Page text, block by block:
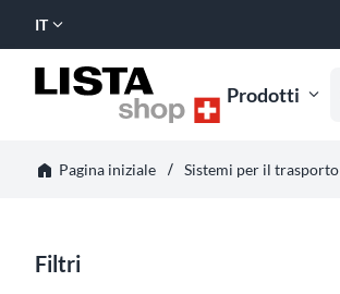
SELEZIONA
ITexpand_more
Prodotti expand_more
home Pagina inizialehorizontal_ruleSistemi per il
Filtri